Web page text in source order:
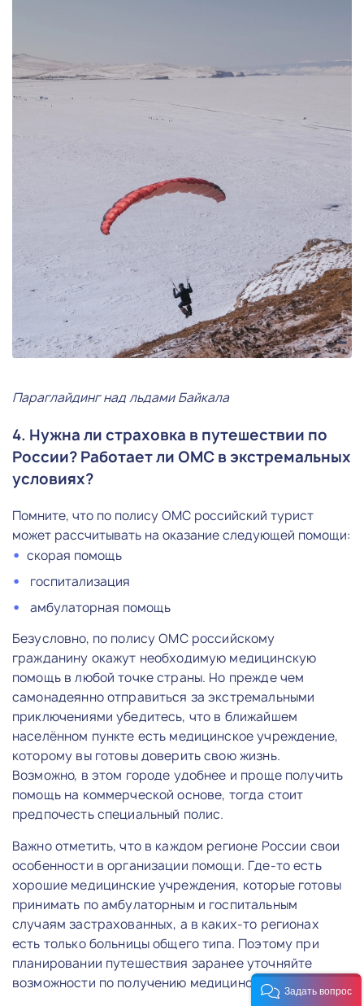
Параглайдинг над льдами Байкала
4. Нужна ли страховка в путешествии по
России? Работает ли ОМС в экстремальных
условиях?
Помните, что по полису ОМС российский турист
может рассчитывать на оказание следующей помощи:
скорая помощь
госпитализация
амбулаторная помощь
Безусловно, по полису ОМС российскому
гражданину окажут необходимую медицинскую
помощь в любой точке страны. Но прежде чем
самонадеянно отправиться за экстремальными
приключениями убедитесь, что в ближайшем
населённом пункте есть медицинское учреждение,
которому вы готовы доверить свою жизнь.
Возможно, в этом городе удобнее и проще получить
помощь на коммерческой основе, тогда стоит
предпочесть специальный полис.
Важно отметить, что в каждом регионе России свои
особенности в организации помощи. Где-то есть
хорошие медицинские учреждения, которые готовы
принимать по амбулаторным и госпитальным
случаям застрахованных, а в каких-то регионах
есть только больницы общего типа. Поэтому при
планировании путешествия заранее уточняйте
возможности по получению медицинской помощи.
Задать вопрос